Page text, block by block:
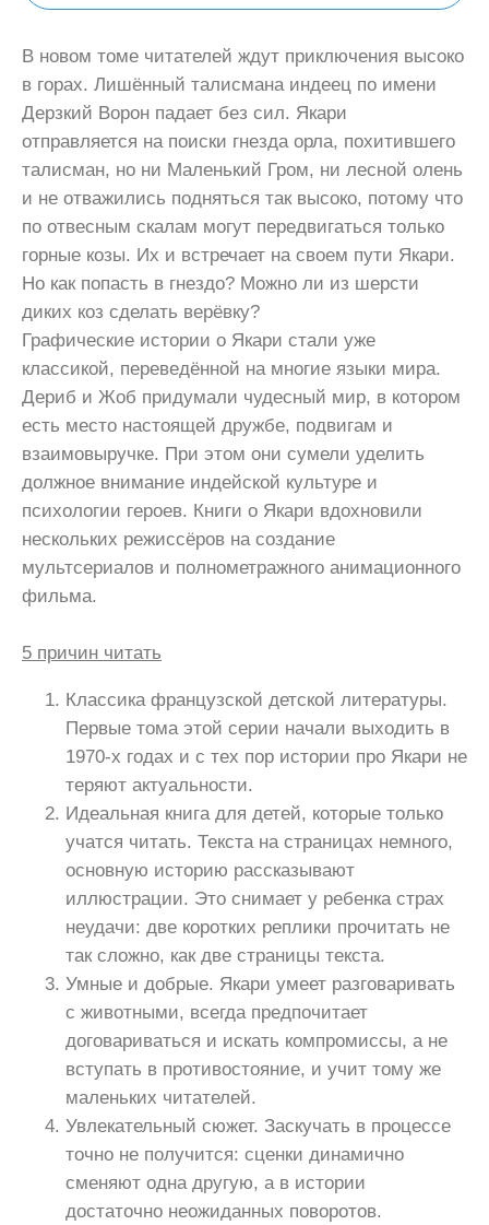
В новом томе читателей ждут приключения высоко
в горах. Лишённый талисмана индеец по имени
Дерзкий Ворон падает без сил. Якари
отправляется на поиски гнезда орла, похитившего
талисман, но ни Маленький Гром, ни лесной олень
и не отважились подняться так высоко, потому что
по отвесным скалам могут передвигаться только
горные козы. Их и встречает на своем пути Якари.
Но как попасть в гнездо? Можно ли из шерсти
диких коз сделать верёвку?
Графические истории о Якари стали уже
классикой, переведённой на многие языки мира.
Дериб и Жоб придумали чудесный мир, в котором
есть место настоящей дружбе, подвигам и
взаимовыручке. При этом они сумели уделить
должное внимание индейской культуре и
психологии героев. Книги о Якари вдохновили
нескольких режиссёров на создание
мультсериалов и полнометражного анимационного
фильма.
5 причин читать
Классика французской детской литературы.
Первые тома этой серии начали выходить в
1970-х годах и с тех пор истории про Якари не
теряют актуальности.
Идеальная книга для детей, которые только
учатся читать. Текста на страницах немного,
основную историю рассказывают
иллюстрации. Это снимает у ребенка страх
неудачи: две коротких реплики прочитать не
так сложно, как две страницы текста.
Умные и добрые. Якари умеет разговаривать
с животными, всегда предпочитает
договариваться и искать компромиссы, а не
вступать в противостояние, и учит тому же
маленьких читателей.
Увлекательный сюжет. Заскучать в процессе
точно не получится: сценки динамично
сменяют одна другую, а в истории
достаточно неожиданных поворотов.